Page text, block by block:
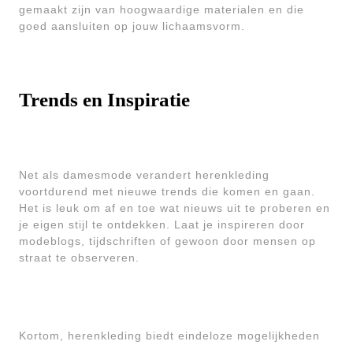
gemaakt zijn van hoogwaardige materialen en die
goed aansluiten op jouw lichaamsvorm.
Trends en Inspiratie
Net als damesmode verandert herenkleding
voortdurend met nieuwe trends die komen en gaan.
Het is leuk om af en toe wat nieuws uit te proberen en
je eigen stijl te ontdekken. Laat je inspireren door
modeblogs, tijdschriften of gewoon door mensen op
straat te observeren.
Kortom, herenkleding biedt eindeloze mogelijkheden